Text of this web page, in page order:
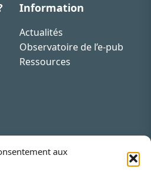
aux
Information
Actualités
Observatoire de l’e-pub
Ressources